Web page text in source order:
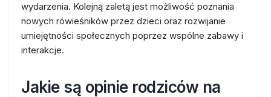
wydarzenia. Kolejną zaletą jest możliwość poznania
nowych rówieśników przez dzieci oraz rozwijanie
umiejętności społecznych poprzez wspólne zabawy i
interakcje.
Jakie są opinie rodziców na